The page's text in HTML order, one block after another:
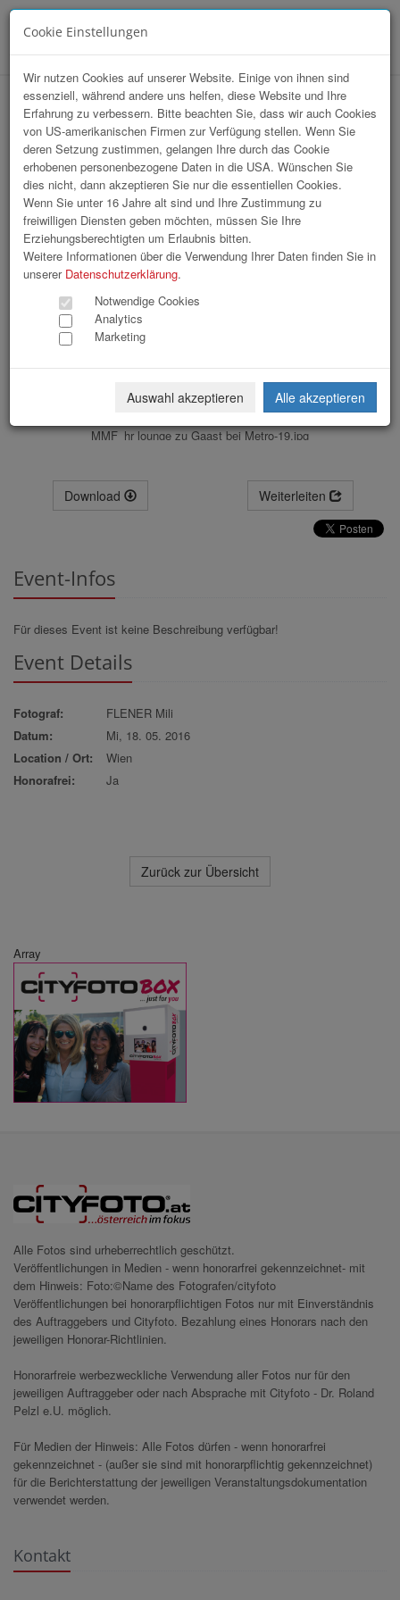
hr-lounge Ost zu Gast bei Metro
MMF_hr lounge zu Gaast bei Metro-19.jpg
Download Weiterleiten
Event-Infos
Für dieses Event ist keine Beschreibung verfügbar!
Event Details
Fotograf:
FLENER Mili
Datum:
Mi, 18. 05. 2016
Location / Ort:
Wien
Honorafrei:
Ja
Zurück zur Übersicht
Array
Alle Fotos sind urheberrechtlich geschützt.
Veröffentlichungen in Medien - wenn honorarfrei gekennzeichnet- mit
dem Hinweis: Foto:©Name des Fotografen/cityfoto
Veröffentlichungen bei honorarpflichtigen Fotos nur mit Einverständnis
des Auftraggebers und Cityfoto. Bezahlung eines Honorars nach den
jeweiligen Honorar-Richtlinien.
Honorarfreie werbezweckliche Verwendung aller Fotos nur für den
jeweiligen Auftraggeber oder nach Absprache mit Cityfoto - Dr. Roland
Pelzl e.U. möglich.
Für Medien der Hinweis: Alle Fotos dürfen - wenn honorarfrei
gekennzeichnet - (außer sie sind mit honorarpflichtig gekennzeichnet)
für die Berichterstattung der jeweiligen Veranstaltungsdokumentation
verwendet werden.
Kontakt
Cookie Einstellungen
Wir nutzen Cookies auf unserer Website. Einige von ihnen sind
essenziell, während andere uns helfen, diese Website und Ihre
Erfahrung zu verbessern. Bitte beachten Sie, dass wir auch Cookies
von US-amerikanischen Firmen zur Verfügung stellen. Wenn Sie
deren Setzung zustimmen, gelangen Ihre durch das Cookie
erhobenen personenbezogene Daten in die USA. Wünschen Sie
dies nicht, dann akzeptieren Sie nur die essentiellen Cookies.
Wenn Sie unter 16 Jahre alt sind und Ihre Zustimmung zu
freiwilligen Diensten geben möchten, müssen Sie Ihre
Erziehungsberechtigten um Erlaubnis bitten.
Weitere Informationen über die Verwendung Ihrer Daten finden Sie in
unserer Datenschutzerklärung.
Notwendige Cookies
Analytics
Marketing
Auswahl akzeptieren Alle akzeptieren